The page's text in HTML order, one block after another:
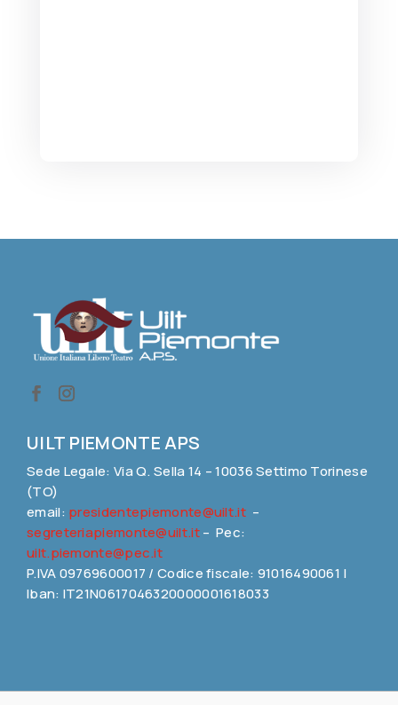
UILT PIEMONTE APS
Sede Legale: Via Q. Sella 14 – 10036 Settimo Torinese
(TO)
email: presidentepiemonte@uilt.it–
segreteriapiemonte@uilt.it– Pec:
uilt.piemonte@pec.it
P.IVA 09769600017 / Codice fiscale: 91016490061 |
Iban: IT21N0617046320000001618033